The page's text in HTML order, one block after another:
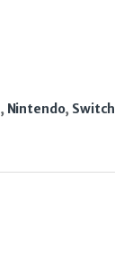
, Nintendo, Switch